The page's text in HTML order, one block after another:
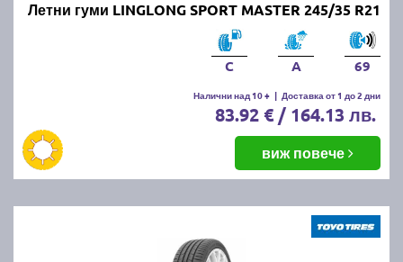
Летни гуми LINGLONG SPORT MASTER 245/35 R21
C A 69
Налични над 10 + | Доставка от 1 до 2 дни
83.92 € / 164.13 лв.
виж повече